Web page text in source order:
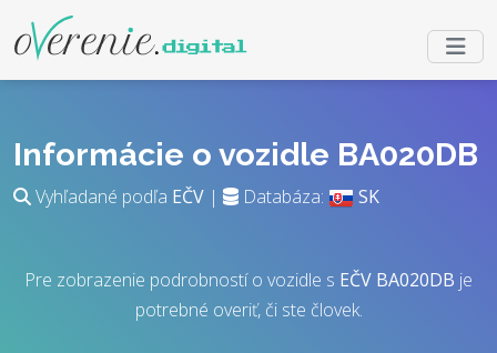
Informácie o vozidle BA020DB
Vyhľadané podľa EČV | Databáza: SK
Pre zobrazenie podrobností o vozidle s EČV BA020DB je
potrebné overiť, či ste človek.